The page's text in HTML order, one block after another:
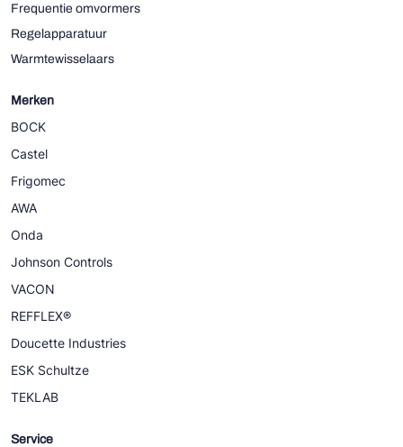
Frequentie omvormers
Regelapparatuur
Warmtewisselaars
Merken
BOCK
Castel
Frigomec
AWA
Onda
Johnson Controls
VACON
REFFLEX®
Doucette Industries
ESK Schultze
TEKLAB
Service